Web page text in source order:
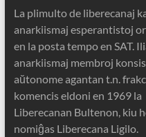
La plimulto de liberecanaj
anarkiismaj esperantistoj
en la posta tempo en SAT.
anarkiismaj membroj
aŭtonome agantan t.n.
komencis eldoni en 1969 la
Liberecanan Bultenon, kiu
nomiĝas Liberecana Ligilo.